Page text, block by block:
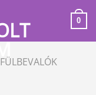
0
FÜLBEVALÓK